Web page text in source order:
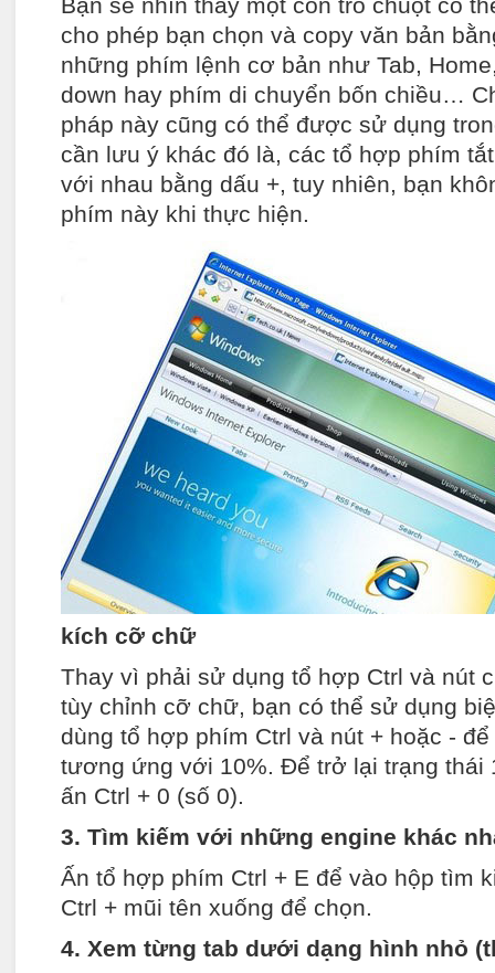
Bạn sẽ nhìn thấy một con trỏ chuột có
cho phép bạn chọn và copy văn bản
những phím lệnh cơ bản như Tab,
down hay phím di chuyển bốn chiều…
pháp này cũng có thể được sử dụng
cần lưu ý khác đó là, các tổ hợp phím
với nhau bằng dấu +, tuy nhiên, bạn
phím này khi thực hiện.
kích cỡ chữ
Thay vì phải sử dụng tổ hợp Ctrl và nút
tùy chỉnh cỡ chữ, bạn có thể sử dụng
dùng tổ hợp phím Ctrl và nút + hoặc -
tương ứng với 10%. Để trở lại trạng thái
ấn Ctrl + 0 (số 0).
3. Tìm kiếm với những engine khác
Ấn tổ hợp phím Ctrl + E để vào hộp tìm
Ctrl + mũi tên xuống để chọn.
4. Xem từng tab dưới dạng hình nhỏ